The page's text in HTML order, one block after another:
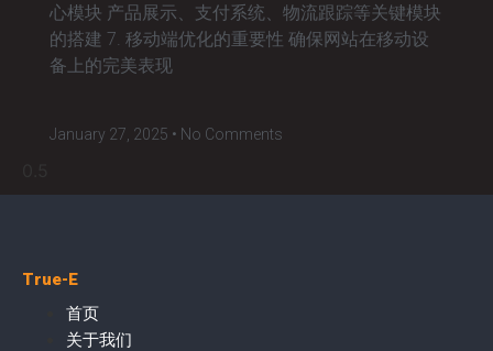
心模块 产品展示、支付系统、物流跟踪等关键模块
的搭建 7. 移动端优化的重要性 确保网站在移动设
备上的完美表现
January 27, 2025 No Comments
True-E
首页
关于我们